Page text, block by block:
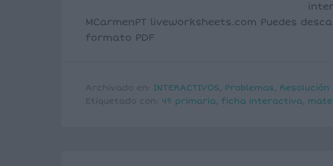
MCarmenPT liveworksheets.com Puedes
formato PDF
Archivado en: INTERACTIVOS, Problemas, Resolución
Etiquetado con: 4º primaria, ficha interactiva,